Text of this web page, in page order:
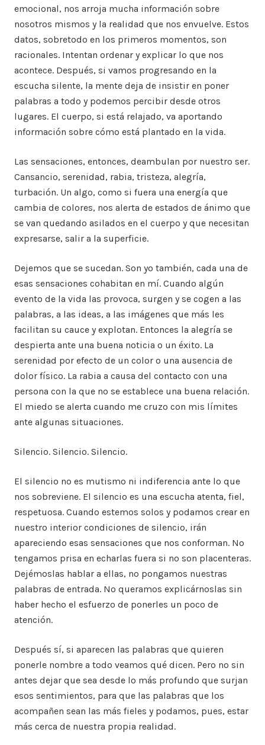
emocional, nos arroja mucha información sobre
nosotros mismos y la realidad que nos envuelve. Estos
datos, sobretodo en los primeros momentos, son
racionales. Intentan ordenar y explicar lo que nos
acontece. Después, si vamos progresando en la
escucha silente, la mente deja de insistir en poner
palabras a todo y podemos percibir desde otros
lugares. El cuerpo, si está relajado, va aportando
información sobre cómo está plantado en la vida.
Las sensaciones, entonces, deambulan por nuestro ser.
Cansancio, serenidad, rabia, tristeza, alegría,
turbación. Un algo, como si fuera una energía que
cambia de colores, nos alerta de estados de ánimo que
se van quedando asilados en el cuerpo y que necesitan
expresarse, salir a la superficie.
Dejemos que se sucedan. Son yo también, cada una de
esas sensaciones cohabitan en mí. Cuando algún
evento de la vida las provoca, surgen y se cogen a las
palabras, a las ideas, a las imágenes que más les
facilitan su cauce y explotan. Entonces la alegría se
despierta ante una buena noticia o un éxito. La
serenidad por efecto de un color o una ausencia de
dolor físico. La rabia a causa del contacto con una
persona con la que no se establece una buena relación.
El miedo se alerta cuando me cruzo con mis límites
ante algunas situaciones.
Silencio. Silencio. Silencio.
El silencio no es mutismo ni indiferencia ante lo que
nos sobreviene. El silencio es una escucha atenta, fiel,
respetuosa. Cuando estemos solos y podamos crear en
nuestro interior condiciones de silencio, irán
apareciendo esas sensaciones que nos conforman. No
tengamos prisa en echarlas fuera si no son placenteras.
Dejémoslas hablar a ellas, no pongamos nuestras
palabras de entrada. No queramos explicárnoslas sin
haber hecho el esfuerzo de ponerles un poco de
atención.
Después sí, si aparecen las palabras que quieren
ponerle nombre a todo veamos qué dicen. Pero no sin
antes dejar que sea desde lo más profundo que surjan
esos sentimientos, para que las palabras que los
acompañen sean las más fieles y podamos, pues, estar
más cerca de nuestra propia realidad.